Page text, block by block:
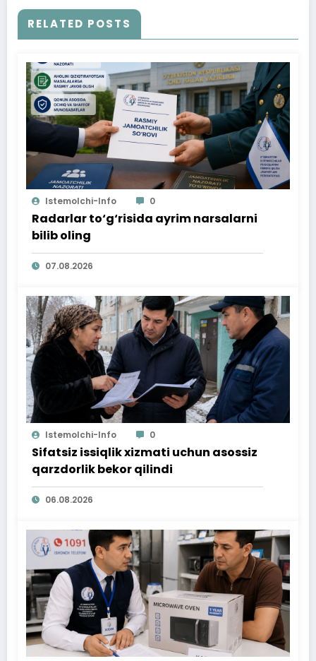
RELATED POSTS
Istemolchi-Info 0
Radarlar to‘g‘risida ayrim narsalarni
bilib oling
07.08.2026
Istemolchi-Info 0
Sifatsiz issiqlik xizmati uchun asossiz
qarzdorlik bekor qilindi
06.08.2026